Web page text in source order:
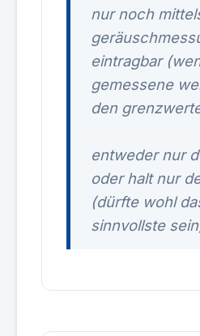
nur noch
eintragbar
gemessene
den
entweder nur
oder halt nur
(dürfte wohl
sinnvollste